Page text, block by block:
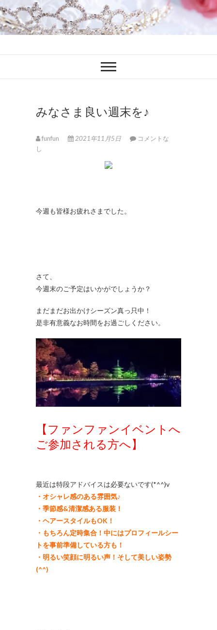
ファンブロ
みなさま良い週末を♪
funfun 2021年11月5日
コメントな
し
今週も皆様お疲れさまでした。
さて、
今週末のご予定はいかがでしょうか？
まだまだお出かけシーズン真っ只中！
是非有意義なお時間をお過ごしください。
【ファンファンイベントへ
ご参加される方へ】
最近は特段アドバイスは必要ないです(*^^)v
・オシャレ感のある雰囲気♪
・季節感&清潔感ある服装！
・ヘアースタイルもOK！
・もちろん定時集合！中にはプロフィールシー
トを事前準備している方も！
・明るい笑顔に明るい声！そして美しい姿勢
(^^)